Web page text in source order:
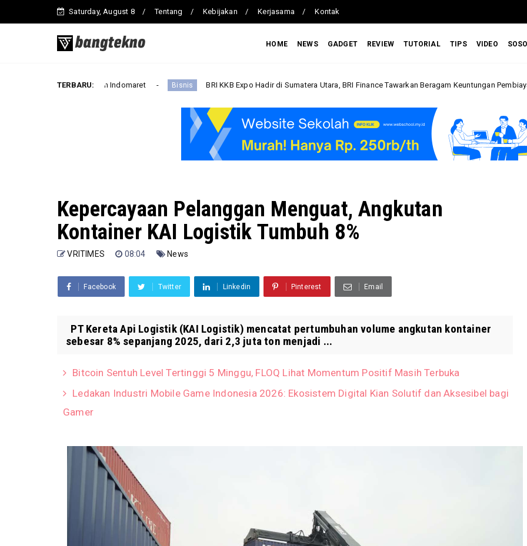
Saturday, August 8 Tentang Kebijakan Kerjasama Kontak
HOME NEWS GADGET REVIEW TUTORIAL TIPS VIDEO
TERBARU:
dan Indomaret Bisnis BRI KKB Expo Hadir di Sumatera Utara, BRI Finance Tawarkan Beragam Keuntungan Pembiayaan Kendaraan
Kepercayaan Pelanggan Menguat, Angkutan
Kontainer KAI Logistik Tumbuh 8%
VRITIMES 08:04 News
Facebook Twitter Linkedin Pinterest Email
PT Kereta Api Logistik (KAI Logistik) mencatat pertumbuhan volume angkutan kontainer
sebesar 8% sepanjang 2025, dari 2,3 juta ton menjadi ...
Bitcoin Sentuh Level Tertinggi 5 Minggu, FLOQ Lihat Momentum Positif Masih Terbuka
Ledakan Industri Mobile Game Indonesia 2026: Ekosistem Digital Kian Solutif dan Aksesibel bagi
Gamer